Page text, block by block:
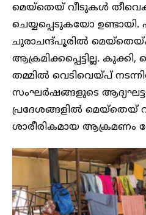
മെയ്തെയ് വീടുകൾ
ചെയ്യപ്പെടുകയോ
ചുരാചന്ദ്പൂരിൽ
ആക്രമിക്കപ്പെട്ടില്ല.
തമ്മിൽ വെടിവെയ്‌പ്‌
സംഘർഷങ്ങളുടെ
പ്രദേശങ്ങളിൽ മെയ്തെയ്
ശാരീരികമായ ആക്രമണം